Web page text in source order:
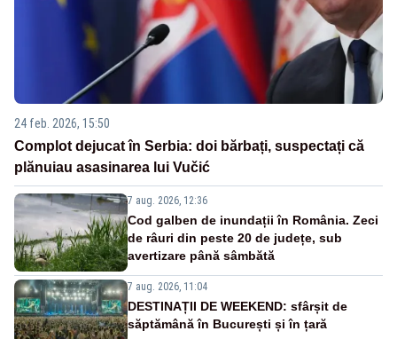
24 feb. 2026, 15:50
Complot dejucat în Serbia: doi bărbați, suspectați că
plănuiau asasinarea lui Vučić
7 aug. 2026, 12:36
Cod galben de inundații în România. Zeci
de râuri din peste 20 de județe, sub
avertizare până sâmbătă
7 aug. 2026, 11:04
DESTINAȚII DE WEEKEND: sfârșit de
săptămână în București și în țară